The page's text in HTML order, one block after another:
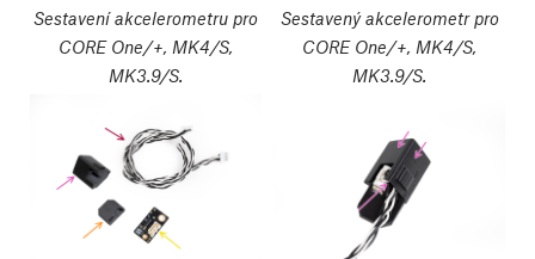
Sestavení akcelerometru pro
CORE One/+, MK4/S,
MK3.9/S.
Sestavený akcelerometr pro
CORE One/+, MK4/S,
MK3.9/S.